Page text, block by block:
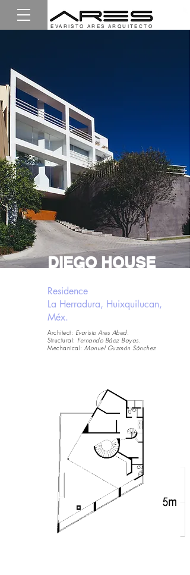
EVARISTO ARES ARQUITECTO
Residence
La Herradura, Huixquilucan,
Méx.
Architect: Evaristo Ares Abed.
Structural: Fernando Báez Bayas.
Mechanical: Manuel Guzmán Sánchez
DIEGO HOUSE